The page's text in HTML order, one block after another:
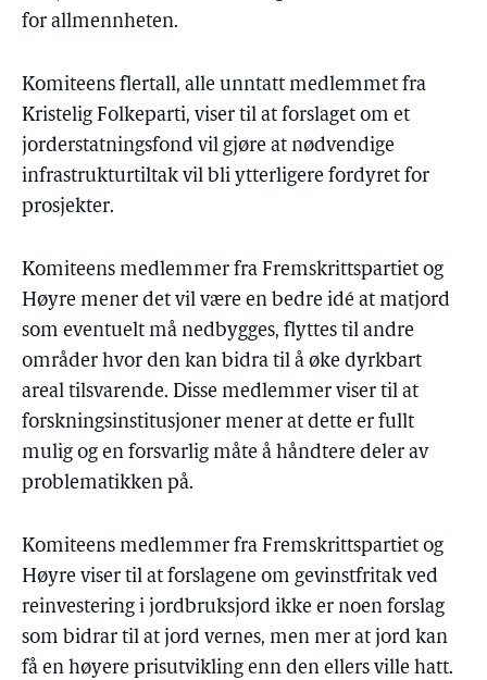
for allmennheten.
Komiteens flertall, alle unntatt medlemmet fra
Kristelig Folkeparti, viser til at forslaget om et
jorderstatningsfond vil gjøre at nødvendige
infrastrukturtiltak vil bli ytterligere fordyret for
prosjekter.
Komiteens medlemmer fra Fremskrittspartiet og
Høyre mener det vil være en bedre idé at matjord
som eventuelt må nedbygges, flyttes til andre
områder hvor den kan bidra til å øke dyrkbart
areal tilsvarende. Disse medlemmer viser til at
forskningsinstitusjoner mener at dette er fullt
mulig og en forsvarlig måte å håndtere deler av
problematikken på.
Komiteens medlemmer fra Fremskrittspartiet og
Høyre viser til at forslagene om gevinstfritak ved
reinvestering i jordbruksjord ikke er noen forslag
som bidrar til at jord vernes, men mer at jord kan
få en høyere prisutvikling enn den ellers ville hatt.